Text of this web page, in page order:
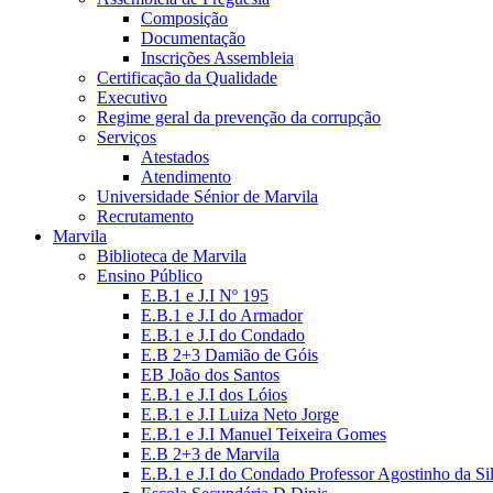
Composição
Documentação
Inscrições Assembleia
Certificação da Qualidade
Executivo
Regime geral da prevenção da corrupção
Serviços
Atestados
Atendimento
Universidade Sénior de Marvila
Recrutamento
Marvila
Biblioteca de Marvila
Ensino Público
E.B.1 e J.I Nº 195
E.B.1 e J.I do Armador
E.B.1 e J.I do Condado
E.B 2+3 Damião de Góis
EB João dos Santos
E.B.1 e J.I dos Lóios
E.B.1 e J.I Luiza Neto Jorge
E.B.1 e J.I Manuel Teixeira Gomes
E.B 2+3 de Marvila
E.B.1 e J.I do Condado Professor Agostinho da